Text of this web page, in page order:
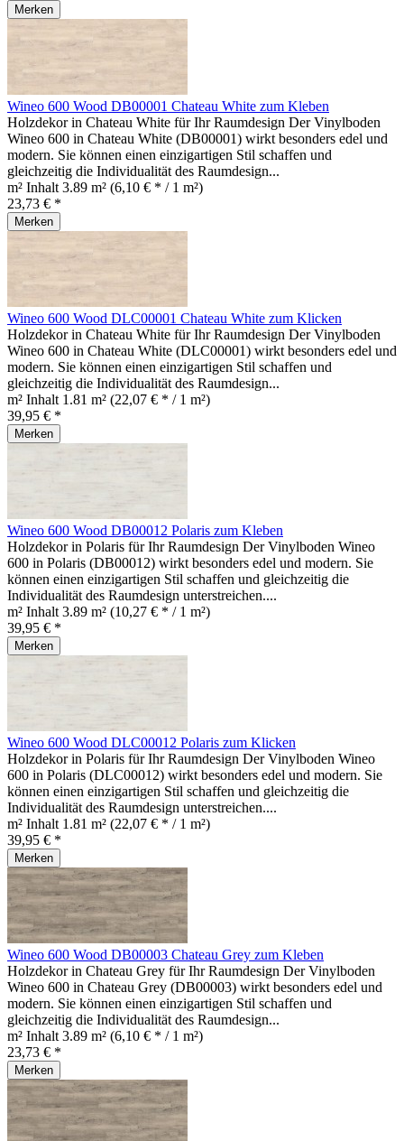
Merken
Wineo 600 Wood DB00001 Chateau White zum Kleben
Holzdekor in Chateau White für Ihr Raumdesign Der Vinylboden
Wineo 600 in Chateau White (DB00001) wirkt besonders edel und
modern. Sie können einen einzigartigen Stil schaffen und
gleichzeitig die Individualität des Raumdesign...
m² Inhalt 3.89 m² (6,10 € * / 1 m²)
23,73 € *
Merken
Wineo 600 Wood DLC00001 Chateau White zum Klicken
Holzdekor in Chateau White für Ihr Raumdesign Der Vinylboden
Wineo 600 in Chateau White (DLC00001) wirkt besonders edel und
modern. Sie können einen einzigartigen Stil schaffen und
gleichzeitig die Individualität des Raumdesign...
m² Inhalt 1.81 m² (22,07 € * / 1 m²)
39,95 € *
Merken
Wineo 600 Wood DB00012 Polaris zum Kleben
Holzdekor in Polaris für Ihr Raumdesign Der Vinylboden Wineo
600 in Polaris (DB00012) wirkt besonders edel und modern. Sie
können einen einzigartigen Stil schaffen und gleichzeitig die
Individualität des Raumdesign unterstreichen....
m² Inhalt 3.89 m² (10,27 € * / 1 m²)
39,95 € *
Merken
Wineo 600 Wood DLC00012 Polaris zum Klicken
Holzdekor in Polaris für Ihr Raumdesign Der Vinylboden Wineo
600 in Polaris (DLC00012) wirkt besonders edel und modern. Sie
können einen einzigartigen Stil schaffen und gleichzeitig die
Individualität des Raumdesign unterstreichen....
m² Inhalt 1.81 m² (22,07 € * / 1 m²)
39,95 € *
Merken
Wineo 600 Wood DB00003 Chateau Grey zum Kleben
Holzdekor in Chateau Grey für Ihr Raumdesign Der Vinylboden
Wineo 600 in Chateau Grey (DB00003) wirkt besonders edel und
modern. Sie können einen einzigartigen Stil schaffen und
gleichzeitig die Individualität des Raumdesign...
m² Inhalt 3.89 m² (6,10 € * / 1 m²)
23,73 € *
Merken